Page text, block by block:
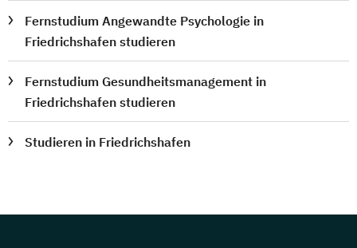
Fernstudium Angewandte Psychologie in
Friedrichshafen studieren
Fernstudium Gesundheitsmanagement in
Friedrichshafen studieren
Studieren in Friedrichshafen